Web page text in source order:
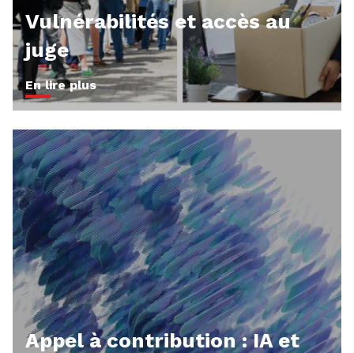
Vulnérabilités et accès au
juge
En lire plus
Appel à contribution : IA et